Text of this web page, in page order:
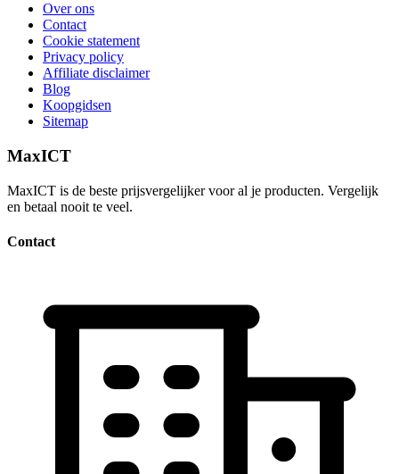
Over ons
Contact
Cookie statement
Privacy policy
Affiliate disclaimer
Blog
Koopgidsen
Sitemap
MaxICT
MaxICT is de beste prijsvergelijker voor al je producten. Vergelijk
en betaal nooit te veel.
Contact